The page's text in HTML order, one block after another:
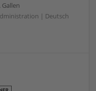
| Deutsch